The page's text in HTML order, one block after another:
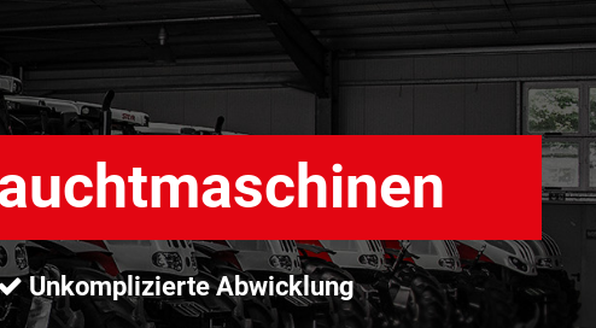
Unkomplizierte Abwicklung